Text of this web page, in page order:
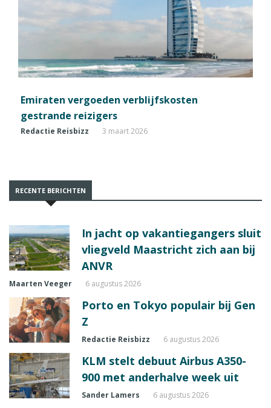
Emiraten vergoeden verblijfskosten
gestrande reizigers
Redactie Reisbizz 3 maart 2026
RECENTE BERICHTEN
In jacht op vakantiegangers sluit
vliegveld Maastricht zich aan bij
ANVR
Maarten Veeger 6 augustus 2026
Porto en Tokyo populair bij Gen
Z
Redactie Reisbizz 6 augustus 2026
KLM stelt debuut Airbus A350-
900 met anderhalve week uit
Sander Lamers 6 augustus 2026